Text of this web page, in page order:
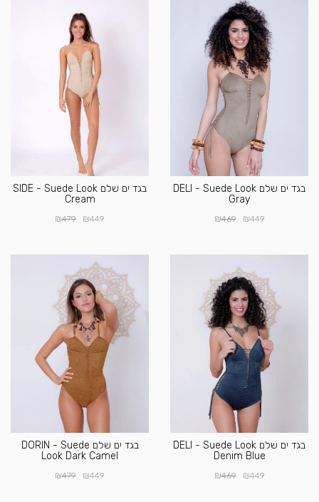
בגד ים שלם DELI - Suede Look
Gray
₪449
₪469
בגד ים שלם SIDE - Suede Look
Cream
₪449
₪479
בגד ים שלם DELI - Suede Look
Denim Blue
₪449
₪469
בגד ים שלם DORIN - Suede
Look Dark Camel
₪449
₪479